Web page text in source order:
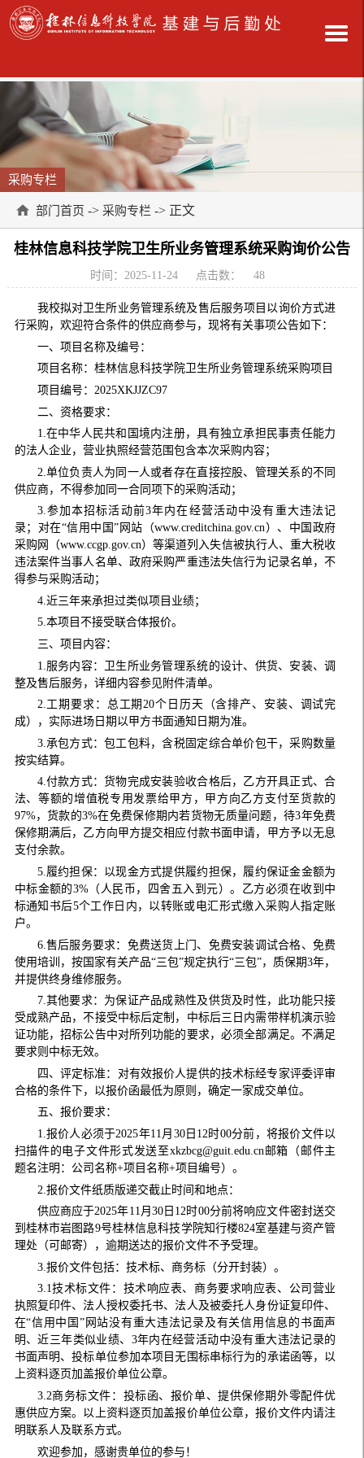
采购专栏
部门首页 -> 采购专栏 -> 正文
桂林信息科技学院卫生所业务管理系统采购询价公告
时间：2025-11-24 点击数： 48
我校拟对卫生所业务管理系统及售后服务项目以询价方式进
行采购，欢迎符合条件的供应商参与，现将有关事项公告如下：
一、项目名称及编号：
项目名称：桂林信息科技学院卫生所业务管理系统采购项目
项目编号：2025XKJJZC97
二、资格要求：
1.在中华人民共和国境内注册，具有独立承担民事责任能力
的法人企业，营业执照经营范围包含本次采购内容；
2.单位负责人为同一人或者存在直接控股、管理关系的不同
供应商，不得参加同一合同项下的采购活动；
3.参加本招标活动前3年内在经营活动中没有重大违法记
录；对在“信用中国”网站（www.creditchina.gov.cn）、中国政府
采购网（www.ccgp.gov.cn）等渠道列入失信被执行人、重大税收
违法案件当事人名单、政府采购严重违法失信行为记录名单，不
得参与采购活动；
4.近三年来承担过类似项目业绩；
5.本项目不接受联合体报价。
三、项目内容：
1.服务内容：卫生所业务管理系统的设计、供货、安装、调
整及售后服务，详细内容参见附件清单。
2.工期要求：总工期20个日历天（含排产、安装、调试完
成），实际进场日期以甲方书面通知日期为准。
3.承包方式：包工包料，含税固定综合单价包干，采购数量
按实结算。
4.付款方式：货物完成安装验收合格后，乙方开具正式、合
法、等额的增值税专用发票给甲方，甲方向乙方支付至货款的
97%，货款的3%在免费保修期内若货物无质量问题，待3年免费
保修期满后，乙方向甲方提交相应付款书面申请，甲方予以无息
支付余款。
5.履约担保：以现金方式提供履约担保，履约保证金金额为
中标金额的3%（人民币，四舍五入到元）。乙方必须在收到中
标通知书后5个工作日内，以转账或电汇形式缴入采购人指定账
户。
6.售后服务要求：免费送货上门、免费安装调试合格、免费
使用培训，按国家有关产品“三包”规定执行“三包”，质保期3年，
并提供终身维修服务。
7.其他要求：为保证产品成熟性及供货及时性，此功能只接
受成熟产品，不接受中标后定制，中标后三日内需带样机演示验
证功能，招标公告中对所列功能的要求，必须全部满足。不满足
要求则中标无效。
四、评定标准：对有效报价人提供的技术标经专家评委评审
合格的条件下，以报价函最低为原则，确定一家成交单位。
五、报价要求：
1.报价人必须于2025年11月30日12时00分前，将报价文件以
扫描件的电子文件形式发送至xkzbcg@guit.edu.cn邮箱（邮件主
题名注明：公司名称+项目名称+项目编号）。
2.报价文件纸质版递交截止时间和地点：
供应商应于2025年11月30日12时00分前将响应文件密封送交
到桂林市岩图路9号桂林信息科技学院知行楼824室基建与资产管
理处（可邮寄），逾期送达的报价文件不予受理。
3.报价文件包括：技术标、商务标（分开封装）。
3.1技术标文件：技术响应表、商务要求响应表、公司营业
执照复印件、法人授权委托书、法人及被委托人身份证复印件、
在“信用中国”网站没有重大违法记录及有关信用信息的书面声
明、近三年类似业绩、3年内在经营活动中没有重大违法记录的
书面声明、投标单位参加本项目无围标串标行为的承诺函等，以
上资料逐页加盖报价单位公章。
3.2商务标文件：投标函、报价单、提供保修期外零配件优
惠供应方案。以上资料逐页加盖报价单位公章，报价文件内请注
明联系人及联系方式。
欢迎参加，感谢贵单位的参与！